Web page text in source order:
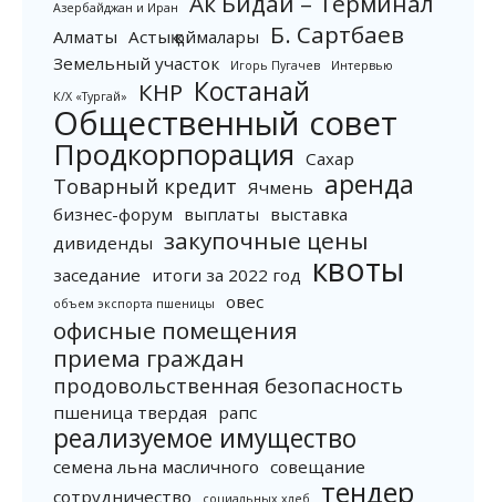
Азербайджан и Иран
Алматы Астық қоймалары Б. Сартбаев
Земельный участок Игорь Пугачев
Интервью
К/Х «Тургай»
КНР Костанай
Общественный совет
Продкорпорация Сахар
Товарный кредит Ячмень аренда
бизнес-форум выплаты выставка
дивиденды закупочные цены
заседание итоги за 2022 год квоты
объем экспорта пшеницы овес
офисные помещения
приема граждан
продовольственная безопасность
пшеница твердая рапс
реализуемое имущество
семена льна масличного совещание
сотрудничество
социальных хлеб тендер